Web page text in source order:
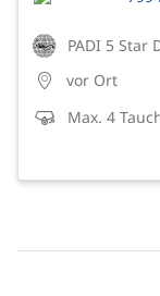
PADI 5 Star
vor Ort
Max. 4